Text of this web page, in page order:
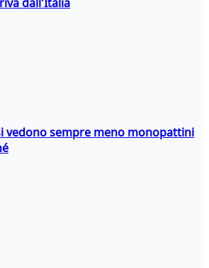
dall'Italia
vedono sempre meno monopattini